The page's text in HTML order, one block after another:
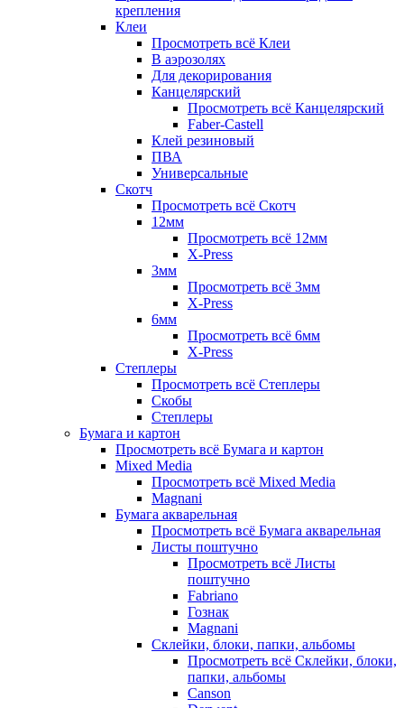
крепления
Клеи
Просмотреть всё Клеи
В аэрозолях
Для декорирования
Канцелярский
Просмотреть всё Канцелярский
Faber-Castell
Клей резиновый
ПВА
Универсальные
Скотч
Просмотреть всё Скотч
12мм
Просмотреть всё 12мм
X-Press
3мм
Просмотреть всё 3мм
X-Press
6мм
Просмотреть всё 6мм
X-Press
Степлеры
Просмотреть всё Степлеры
Скобы
Степлеры
Бумага и картон
Просмотреть всё Бумага и картон
Mixed Media
Просмотреть всё Mixed Media
Magnani
Бумага акварельная
Просмотреть всё Бумага акварельная
Листы поштучно
Просмотреть всё Листы
поштучно
Fabriano
Гознак
Magnani
Склейки, блоки, папки, альбомы
Просмотреть всё Склейки, блоки,
папки, альбомы
Canson